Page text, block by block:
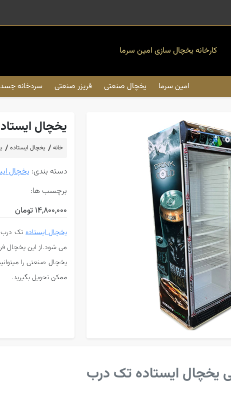
کارخانه یخچال سازی امین سرما
امین سرما یخچال صنعتی فریزر صنعتی سردخانه جسد
یخچال
خانه یخچال ایستاده
دسته بندی: یخچال
برچسب ها:
14,800,000 تومان
یخچال ایستاده
می شود.از این یخچال
یخچال صنعتی را
ممکن تحویل بگیرید.
ایستاده تک درب